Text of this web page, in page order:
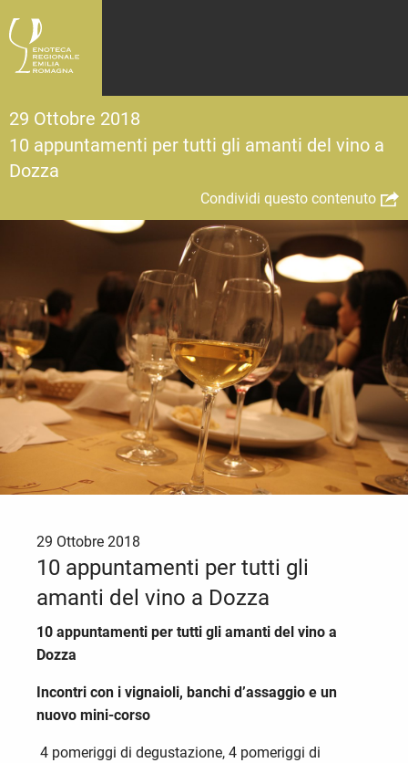
29 Ottobre 2018
10 appuntamenti per tutti gli amanti del vino a
Dozza
Condividi questo contenuto
29 Ottobre 2018
10 appuntamenti per tutti gli
amanti del vino a Dozza
10 appuntamenti per tutti gli amanti del vino a
Dozza
Incontri con i vignaioli, banchi d’assaggio e un
nuovo mini-corso
4 pomeriggi di degustazione, 4 pomeriggi di